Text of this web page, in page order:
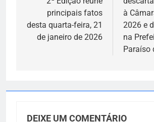
Postprincipais fatos
desta quarta-feira, 21
de janeiro de 2026
à
2026 e
na
Paraíso
DEIXE UM COMENTÁRIO